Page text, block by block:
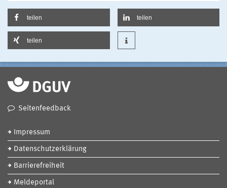
teilen teilen
teilen
Seitenfeedback
Impressum
Datenschutzerklärung
Barrierefreiheit
Meldeportal